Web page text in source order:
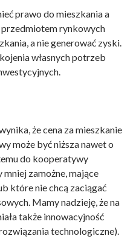
prawo do mieszkania a
rynkowych
a nie generować zyski.
własnych potrzeb
że cena za mieszkanie
może być niższa nawet o
do kooperatywy
zamożne, mające
które nie chcą zaciągać
Mamy nadzieję, że na
także innowacyjność
technologiczne).